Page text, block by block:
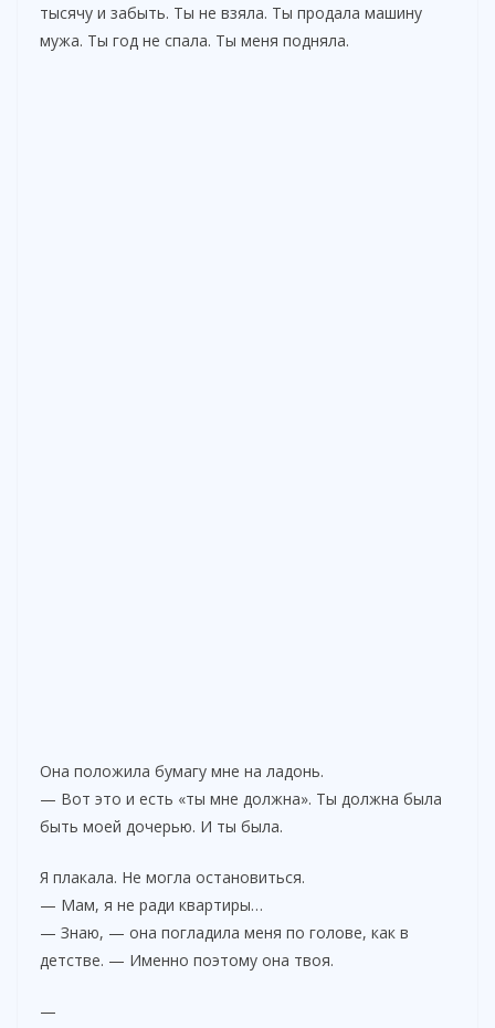
тысячу и забыть. Ты не взяла. Ты продала машину
мужа. Ты год не спала. Ты меня подняла.
Она положила бумагу мне на ладонь.
— Вот это и есть «ты мне должна». Ты должна была
быть моей дочерью. И ты была.
Я плакала. Не могла остановиться.
— Мам, я не ради квартиры…
— Знаю, — она погладила меня по голове, как в
детстве. — Именно поэтому она твоя.
—